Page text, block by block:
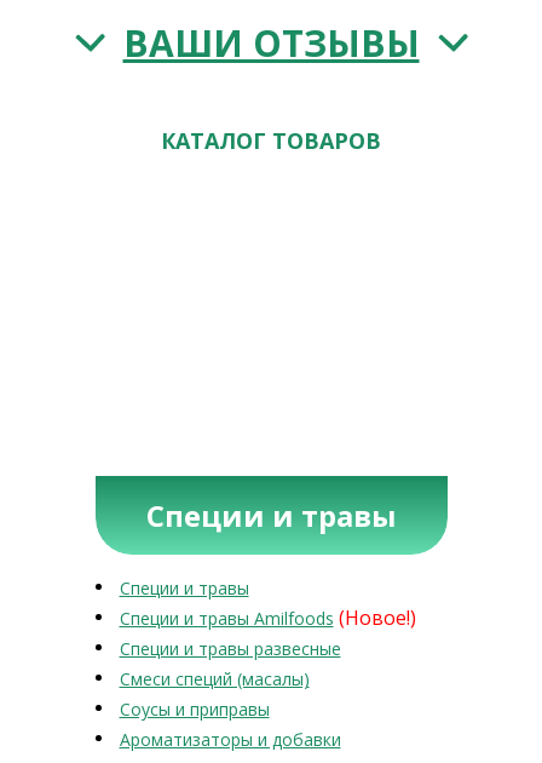
ВАШИ ОТЗЫВЫ
КАТАЛОГ ТОВАРОВ
Специи и травы
Специи и травы
Специи и травы Amilfoods (Новое!)
Специи и травы развесные
Смеси специй (масалы)
Соусы и приправы
Ароматизаторы и добавки